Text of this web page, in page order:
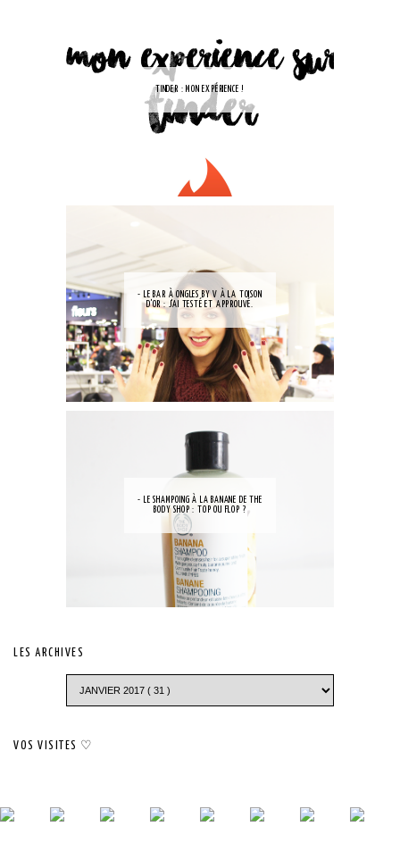
TINDER : MON EXPÉRIENCE !
- LE BAR À ONGLES BY V À LA TOISON
D'OR : J'AI TESTÉ ET APPROUVÉ.
- LE SHAMPOING À LA BANANE DE THE
BODY SHOP : TOP OU FLOP ?
LES ARCHIVES
VOS VISITES ♡